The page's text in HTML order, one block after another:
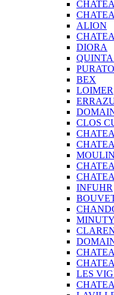
ALION
DIORA
PURATO
BEX
LOIMER
CLOS
INFUHR
MINUTY
LES